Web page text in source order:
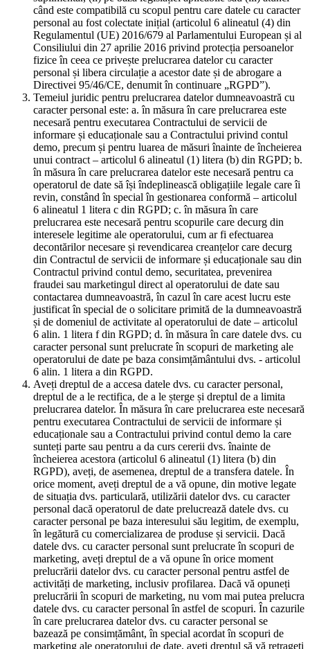
când este compatibilă cu scopul pentru care datele cu caracter
personal au fost colectate inițial (articolul 6 alineatul (4) din
Regulamentul (UE) 2016/679 al Parlamentului European și al
Consiliului din 27 aprilie 2016 privind protecția persoanelor
fizice în ceea ce privește prelucrarea datelor cu caracter
personal și libera circulație a acestor date și de abrogare a
Directivei 95/46/CE, denumit în continuare „RGPD”).
Temeiul juridic pentru prelucrarea datelor dumneavoastră cu
caracter personal este: a. în măsura în care prelucrarea este
necesară pentru executarea Contractului de servicii de
informare și educaționale sau a Contractului privind contul
demo, precum și pentru luarea de măsuri înainte de încheierea
unui contract – articolul 6 alineatul (1) litera (b) din RGPD; b.
în măsura în care prelucrarea datelor este necesară pentru ca
operatorul de date să își îndeplinească obligațiile legale care îi
revin, constând în special în gestionarea conformă – articolul
6 alineatul 1 litera c din RGPD; c. în măsura în care
prelucrarea este necesară pentru scopurile care decurg din
interesele legitime ale operatorului, cum ar fi efectuarea
decontărilor necesare și revendicarea creanțelor care decurg
din Contractul de servicii de informare și educaționale sau din
Contractul privind contul demo, securitatea, prevenirea
fraudei sau marketingul direct al operatorului de date sau
contactarea dumneavoastră, în cazul în care acest lucru este
justificat în special de o solicitare primită de la dumneavoastră
și de domeniul de activitate al operatorului de date – articolul
6 alin. 1 litera f din RGPD; d. în măsura în care datele dvs. cu
caracter personal sunt prelucrate în scopuri de marketing ale
operatorului de date pe baza consimțământului dvs. - articolul
6 alin. 1 litera a din RGPD.
Aveți dreptul de a accesa datele dvs. cu caracter personal,
dreptul de a le rectifica, de a le șterge și dreptul de a limita
prelucrarea datelor. În măsura în care prelucrarea este necesară
pentru executarea Contractului de servicii de informare și
educaționale sau a Contractului privind contul demo la care
sunteți parte sau pentru a da curs cererii dvs. înainte de
încheierea acestora (articolul 6 alineatul (1) litera (b) din
RGPD), aveți, de asemenea, dreptul de a transfera datele. În
orice moment, aveți dreptul de a vă opune, din motive legate
de situația dvs. particulară, utilizării datelor dvs. cu caracter
personal dacă operatorul de date prelucrează datele dvs. cu
caracter personal pe baza interesului său legitim, de exemplu,
în legătură cu comercializarea de produse și servicii. Dacă
datele dvs. cu caracter personal sunt prelucrate în scopuri de
marketing, aveți dreptul de a vă opune în orice moment
prelucrării datelor dvs. cu caracter personal pentru astfel de
activități de marketing, inclusiv profilarea. Dacă vă opuneți
prelucrării în scopuri de marketing, nu vom mai putea prelucra
datele dvs. cu caracter personal în astfel de scopuri. În cazurile
în care prelucrarea datelor dvs. cu caracter personal se
bazează pe consimțământ, în special acordat în scopuri de
marketing ale operatorului de date, aveți dreptul să vă retrageți